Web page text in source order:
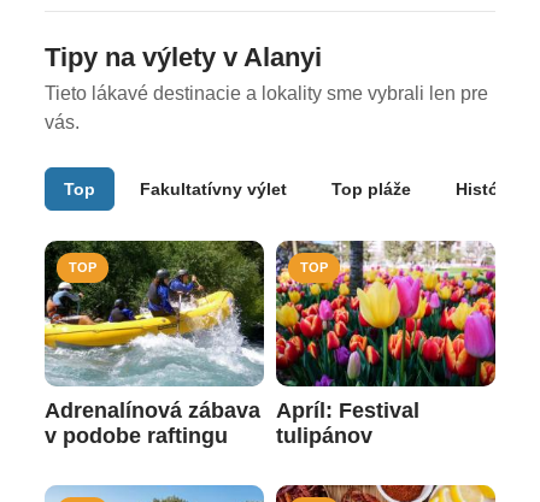
Tipy na výlety v Alanyi
Tieto lákavé destinacie a lokality sme vybrali len pre
vás.
Top Fakultatívny výlet Top pláže História
TOP
Adrenalínová zábava
v podobe raftingu
TOP
Apríl: Festival
tulipánov